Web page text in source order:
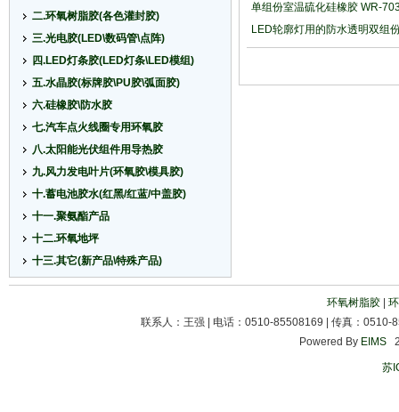
二.环氧树脂胶(各色灌封胶)
三.光电胶(LED\数码管\点阵)
四.LED灯条胶(LED灯条\LED模组)
五.水晶胶(标牌胶\PU胶\弧面胶)
六.硅橡胶\防水胶
七.汽车点火线圈专用环氧胶
八.太阳能光伏组件用导热胶
九.风力发电叶片(环氧胶\模具胶)
十.蓄电池胶水(红黑/红蓝/中盖胶)
十一.聚氨酯产品
十二.环氧地坪
十三.其它(新产品\特殊产品)
单组份室温硫化硅橡胶 WR-
LED轮廓灯用的防水透明双组
环氧树脂胶
联系人：王强 | 电话：0510-85508169 | 传真：
Powered By EIMS
苏